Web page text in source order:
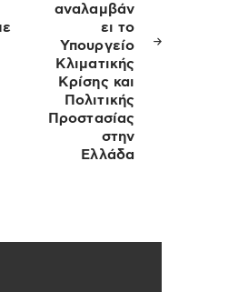
αναλαμβάν
ει το
Υπουργείο
Κλιματικής
Κρίσης και
Πολιτικής
Προστασίας
στην
Ελλάδα